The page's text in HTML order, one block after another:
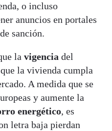
o incluso
anuncios en portales
sanción.
la vigencia del
la vivienda cumpla
A medida que se
y aumente la
energético, es
letra baja pierdan